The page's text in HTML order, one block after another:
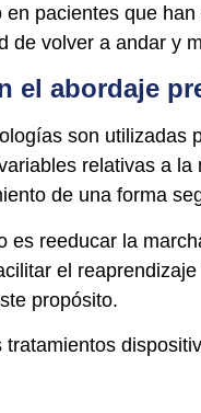
pacientes que
volver a andar y
el abordaje
son
relativas a
de una forma
reeducar la
el
propósito.